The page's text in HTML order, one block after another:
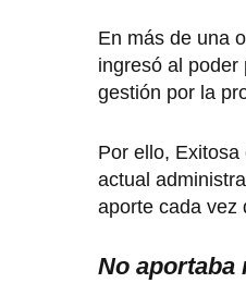
En más de una
ingresó al
gestión por la
Por ello, Exitosa
actual
aporte cada vez
No aportaba